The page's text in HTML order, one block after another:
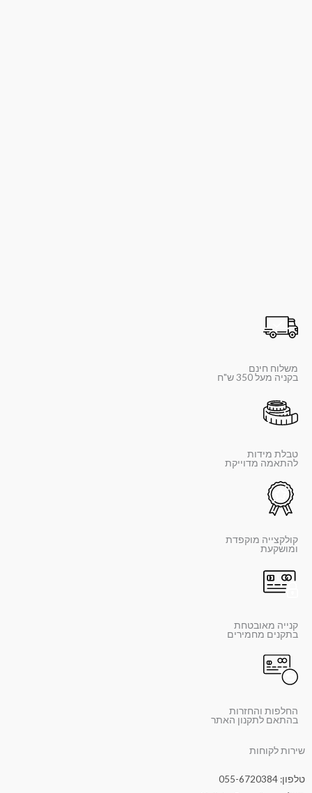
משלוח חינם
בקניה מעל 350 ש"ח
טבלת מידות
להתאמה מדוייקת
קולקצייה מוקפדת
ומושקעת
קנייה מאובטחת
בתקנים מחמירים
החלפות והחזרות
בהתאם לתקנון האתר
שירות לקוחות
טלפון: 055-6720384